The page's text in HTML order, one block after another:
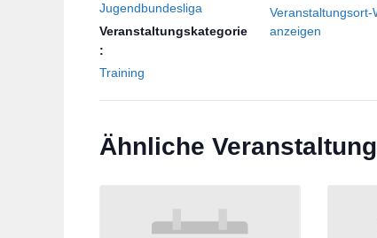
Jugendbundesliga
Veranstaltungskategorie
:
Training
Veranstaltungsort-
anzeigen
Ähnliche